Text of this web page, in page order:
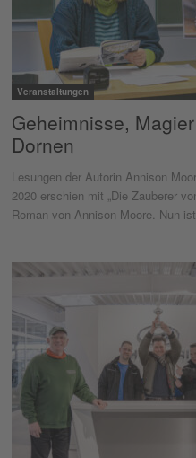
Veranstaltungen
Geheimnisse,
Dornen
Lesungen der Autorin Annison
2020 erschien mit „Die Zauberer
Roman von Annison Moore. Nun